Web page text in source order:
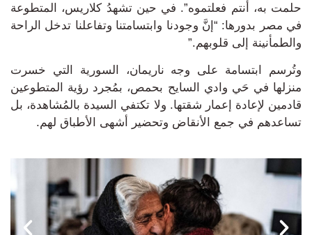
حلمت به، أنتم فعلتموه”. في حين تشهدُ كلاريس، المتطوعة
في مصر بدورها: “إنَّ وجودنا وابتسامتنا وتفاعلنا تدخل الراحة
والطمأنينة إلى قلوبهم.”
وتُرسم ابتسامة على وجه ناريمان، السورية التي خسرت
منزلها في حَي وادي السايح بحمص، بمُجرد رؤية المتطوعين
قادمين لإعادة إعمار شقتها. ولا تكتفي السيدة بالمُشاهدة، بل
تساعدهم في جمع الأنقاض وتحضير أشهى الأطباق لهم.